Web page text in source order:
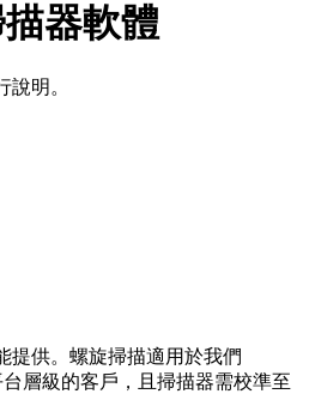
器軟體
明。
提供。螺旋掃描適用於我們
台層級的客戶，且掃描器需校準至